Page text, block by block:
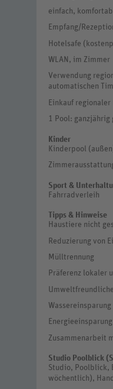
einfach,
Empfang/
Hotelsafe
WLAN, im Zimmer
Verwendung
automatischen
Einkauf
1 Pool: ganzjährig
Kinder
Kinderpool
Sport &
Fahrradverleih
Tipps & Hinweise
Haustiere nicht
Reduzierung von
Mülltrennung
Präferenz lokaler
Wassereinsparung
Energieeinsparung
Zusammenarbeit
Studio Poolblick
Studio, Poolblick,
wöchentlich),